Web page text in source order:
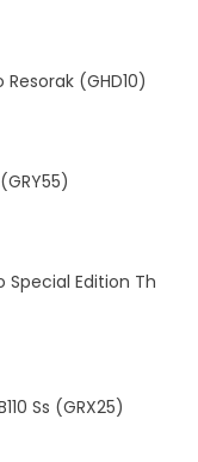
(GHD10)
Special Edition Th
Ss (GRX25)